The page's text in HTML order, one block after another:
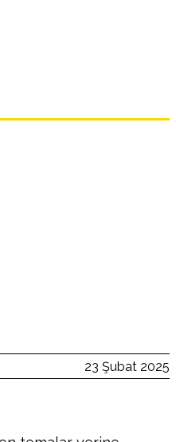
23 Şubat 2025